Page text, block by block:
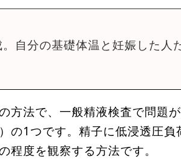
自分の基礎体温と妊娠した人
方法で、一般精液検査で問題
の1つです。精子に低浸透圧負
程度を観察する方法です。